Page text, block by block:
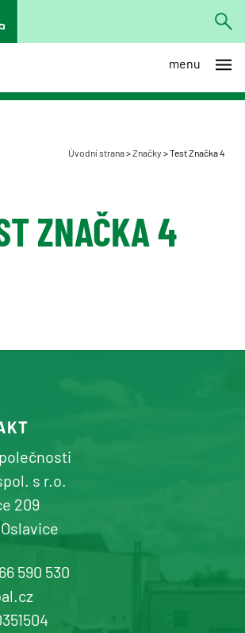
menu
Úvodní strana>Značky >Test Značka 4
ZNAČKA 4
s r.o.
209
Oslavice
590 530